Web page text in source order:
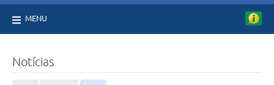
MENU
Notícias